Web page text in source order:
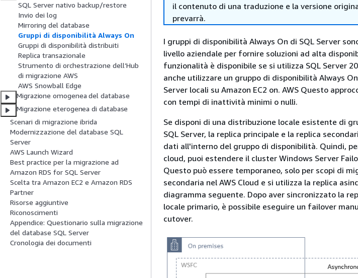
SQL Server nativo backup/restore
Invio dei log
Mirroring del database
Gruppi di disponibilità Always On
Gruppi di disponibilità distribuiti
Replica transazionale
Strumento di orchestrazione dell’Hub
di migrazione AWS
AWS Snowball Edge
Migrazione omogenea del database
Migrazione eterogenea di database
Scenari di migrazione ibrida
Modernizzazione del database SQL
Server
AWS Launch Wizard
Best practice per la migrazione ad
Amazon RDS for SQL Server
Scelta tra Amazon EC2 e Amazon RDS
Partner
Risorse aggiuntive
Riconoscimenti
Appendice: Questionario sulla migrazione
del database SQL Server
Cronologia dei documenti
il contenuto di una traduzione e la versione
prevarrà.
I gruppi di disponibilità Always On di SQL Server
livello aziendale per fornire soluzioni ad alta
funzionalità è disponibile se si utilizza SQL Server
anche utilizzare un gruppo di disponibilità Always
Server locali su Amazon EC2 on. AWS Questo
con tempi di inattività minimi o nulli.
Se disponi di una distribuzione locale esistente di
SQL Server, la replica principale e la replica
dati all'interno del gruppo di disponibilità. Quindi,
cloud, puoi estendere il cluster Windows Server
Questo può essere temporaneo, solo per scopi di
secondaria nel AWS Cloud e si utilizza la replica
diagramma seguente. Dopo aver sincronizzato la
locale primario, è possibile eseguire un failover
cutover.